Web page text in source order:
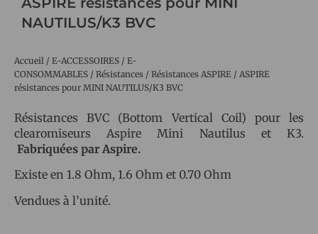
NAUTILUS/K3 BVC
Accueil / E-ACCESSOIRES / E-
CONSOMMABLES / Résistances / Résistances ASPIRE / ASPIRE
résistances pour MINI NAUTILUS/K3 BVC
Résistances BVC (Bottom Vertical Coil) pour les
clearomiseurs Aspire Mini Nautilus et K3.
Fabriquées par Aspire.
Existe en 1.8 Ohm, 1.6 Ohm et 0.70 Ohm
Vendues à l’unité.